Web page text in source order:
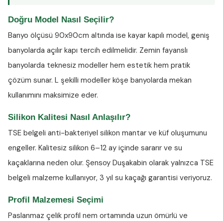
Doğru Model Nasıl Seçilir?
Banyo ölçüsü 90x90cm altında ise kayar kapılı model, geniş
banyolarda açılır kapı tercih edilmelidir. Zemin fayanslı
banyolarda teknesiz modeller hem estetik hem pratik
çözüm sunar. L şekilli modeller köşe banyolarda mekan
kullanımını maksimize eder.
Silikon Kalitesi Nasıl Anlaşılır?
TSE belgeli anti-bakteriyel silikon mantar ve küf oluşumunu
engeller. Kalitesiz silikon 6–12 ay içinde sararır ve su
kaçaklarına neden olur. Şensoy Duşakabin olarak yalnızca TSE
belgeli malzeme kullanıyor, 3 yıl su kaçağı garantisi veriyoruz.
Profil Malzemesi Seçimi
Paslanmaz çelik profil nem ortamında uzun ömürlü ve